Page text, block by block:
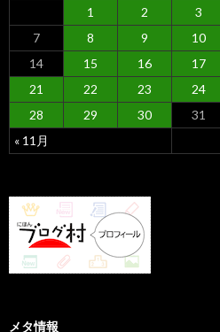
« 11月
1 2 3
7
8 9 10
14
15 16 17
21
22 23 24
28
29 30 31
メタ情報